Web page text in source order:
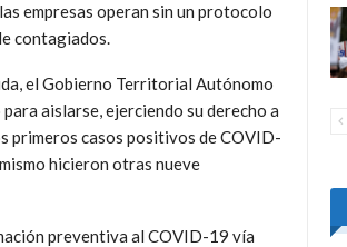
empresas operan sin un protocolo
contagiados.
el Gobierno Territorial Autónomo
aislarse, ejerciendo su derecho a
primeros casos positivos de COVID-
hicieron otras nueve
preventiva al COVID-19 vía